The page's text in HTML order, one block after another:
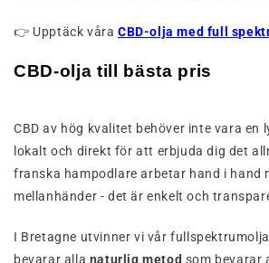
👉 Upptäck våra CBD-olja med full
CBD-olja till bästa pris
CBD av hög kvalitet behöver inte vara en
lokalt och direkt för att erbjuda dig det
franska hampodlare arbetar hand i hand
mellanhänder - det är enkelt och
I Bretagne utvinner vi vår
bevarar alla naturlig metod som bevarar